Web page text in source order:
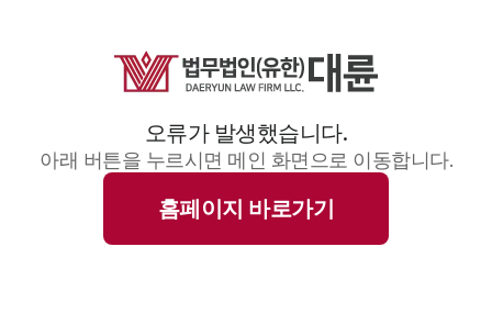
오류가 발생했습니다.
아래 버튼을 누르시면 메인 화면으로 이동합니다.
홈페이지 바로가기